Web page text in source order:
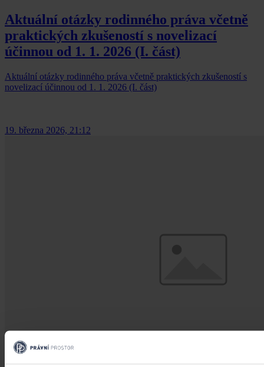
Aktuální otázky rodinného práva včetně
praktických zkušeností s novelizací
účinnou od 1. 1. 2026 (I. část)
Aktuální otázky rodinného práva včetně praktických zkušeností s
novelizací účinnou od 1. 1. 2026 (I. část)
19. března 2026, 21:12